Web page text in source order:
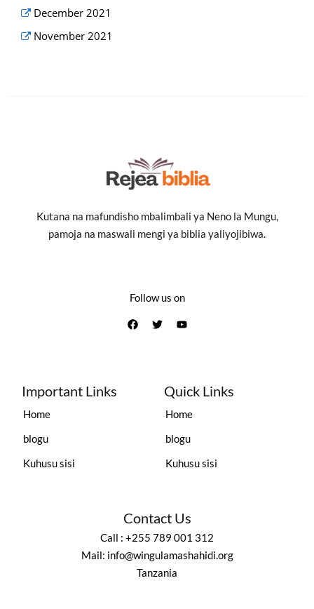
December 2021
November 2021
Kutana na mafundisho mbalimbali ya Neno la Mungu,
pamoja na maswali mengi ya biblia yaliyojibiwa.
Follow us on
Important Links
Home
blogu
Kuhusu sisi
Quick Links
Home
blogu
Kuhusu sisi
Contact Us
Call : +255 789 001 312
Mail: info@wingulamashahidi.org
Tanzania